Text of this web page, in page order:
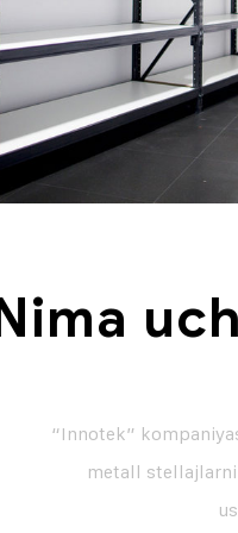
“Innotek”
metall